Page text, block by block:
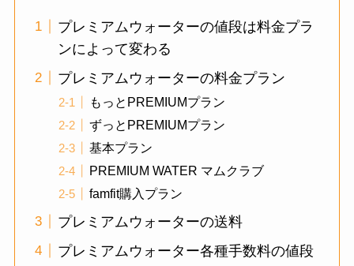
プレミアムウォーターの値段は料金プラ
ンによって変わる
プレミアムウォーターの料金プラン
もっとPREMIUMプラン
ずっとPREMIUMプラン
基本プラン
PREMIUM WATER マムクラブ
famfit購入プラン
プレミアムウォーターの送料
プレミアムウォーター各種手数料の値段